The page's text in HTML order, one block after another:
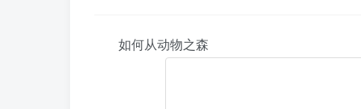
如何从动物之森